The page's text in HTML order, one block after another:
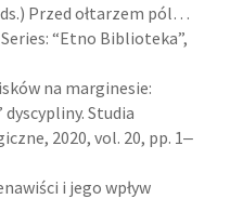
Przed ołtarzem pól…
“Etno Biblioteka”,
na marginesie:
Studia
2020, vol. 20, pp. 1‒
i jego wpływ